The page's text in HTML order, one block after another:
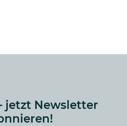
jetzt Newsletter